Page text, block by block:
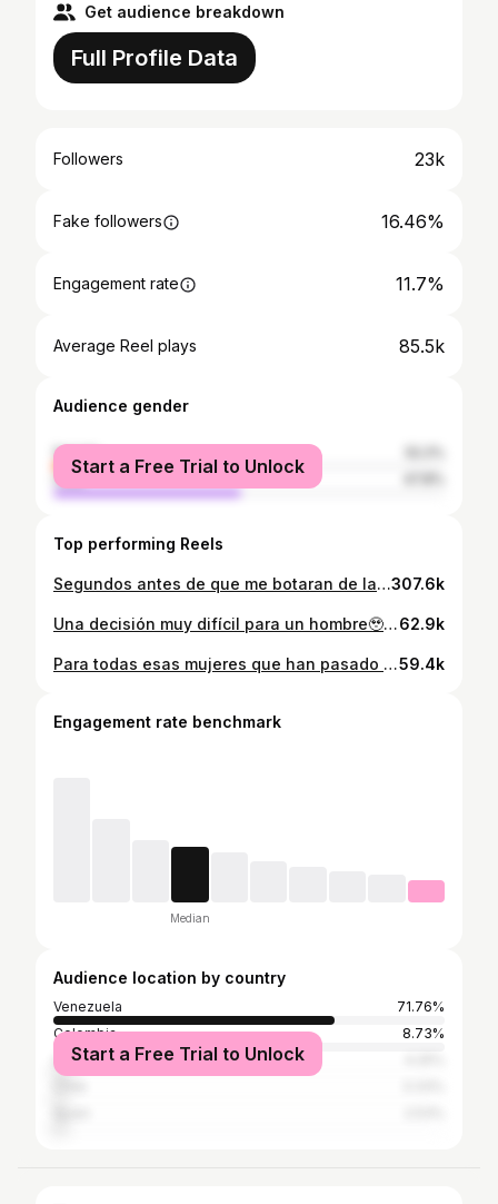
Get audience breakdown
Full Profile Data
Followers 23k
Fake followers 16.46%
Engagement rate 11.7%
Average Reel plays 85.5k
Audience gender
female
male
Start a Free Trial to Unlock
Top performing Reels
Segundos antes de que me botaran de la casa 🙃🤣 #humor #mundial #parejas #Futbol307.6k
Una decisión muy difícil para un hombre🥹 #Humor #CristianoRonaldo62.9k
Para todas esas mujeres que han pasado o están pasando por esto, tranquilas! Ustedes valen muchísimo, gracias por existir ❤️ #parejas #destacame #sanvalentin59.4k
Engagement rate benchmark
Median
Audience location by country
Venezuela
71.76%
Colombia
8.73%
United States
Start a Free Trial to Unlock